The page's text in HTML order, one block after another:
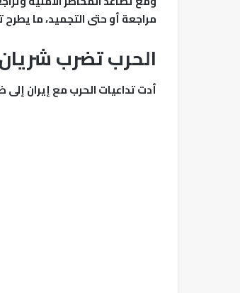
مراجعة أو حتى التجميد، ما
الحرب تضرب
أدت تداعيات الحرب مع إيران